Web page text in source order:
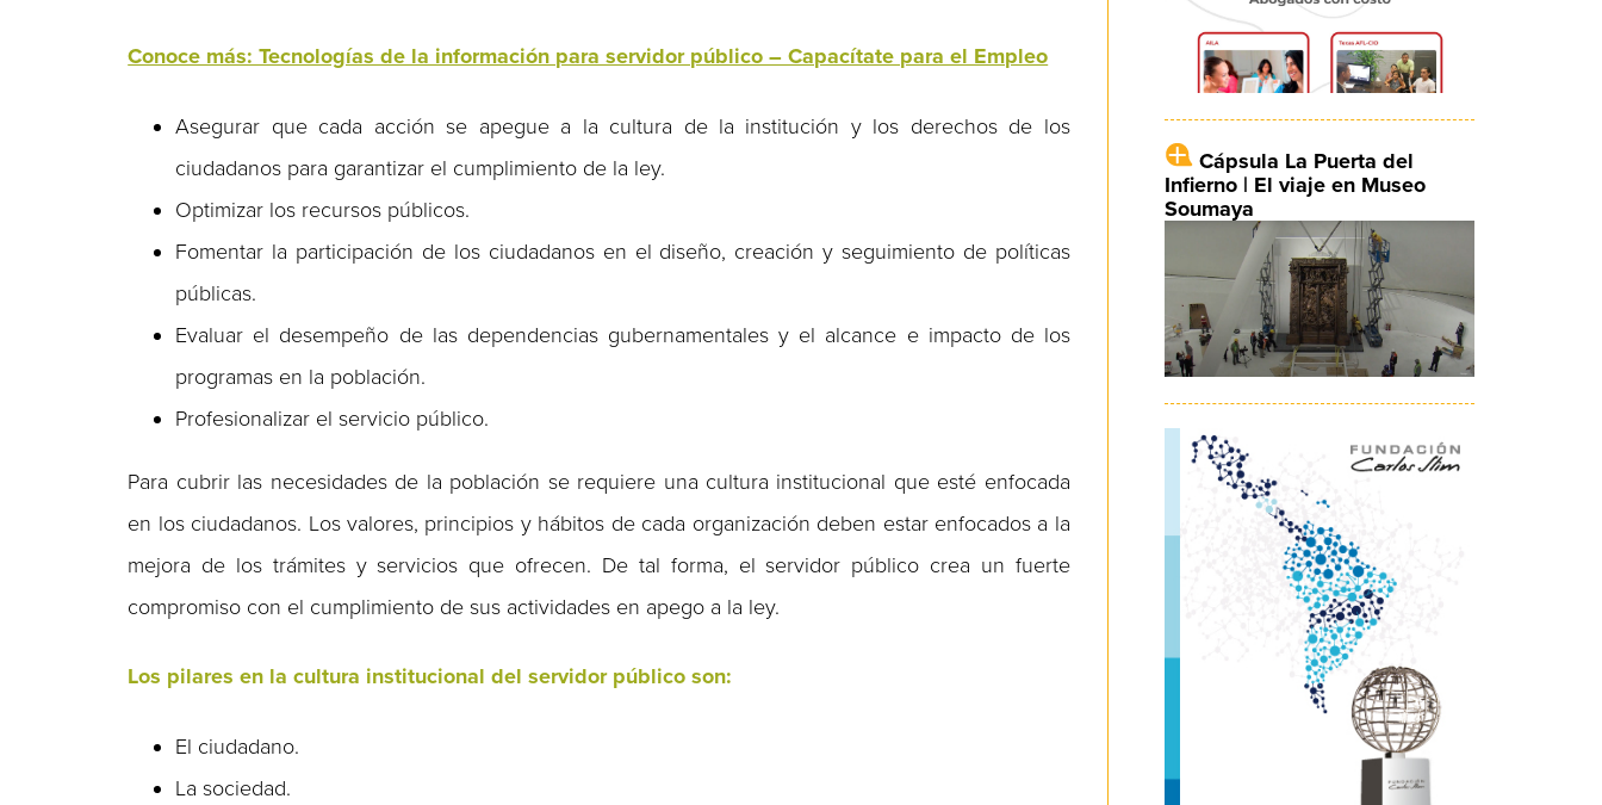
Conoce más: Tecnologías de la información para servidor público – Capacítate para el Empleo
Asegurar que cada acción se apegue a la cultura de la institución y los derechos de los
ciudadanos para garantizar el cumplimiento de la ley.
Optimizar los recursos públicos.
Fomentar la participación de los ciudadanos en el diseño, creación y seguimiento de políticas
públicas.
Evaluar el desempeño de las dependencias gubernamentales y el alcance e impacto de los
programas en la población.
Profesionalizar el servicio público.
Para cubrir las necesidades de la población se requiere una cultura institucional que esté enfocada
en los ciudadanos. Los valores, principios y hábitos de cada organización deben estar enfocados a la
mejora de los trámites y servicios que ofrecen. De tal forma, el servidor público crea un fuerte
compromiso con el cumplimiento de sus actividades en apego a la ley.
Los pilares en la cultura institucional del servidor público son:
El ciudadano.
La sociedad.
Cápsula La Puerta del
Infierno | El viaje en Museo
Soumaya